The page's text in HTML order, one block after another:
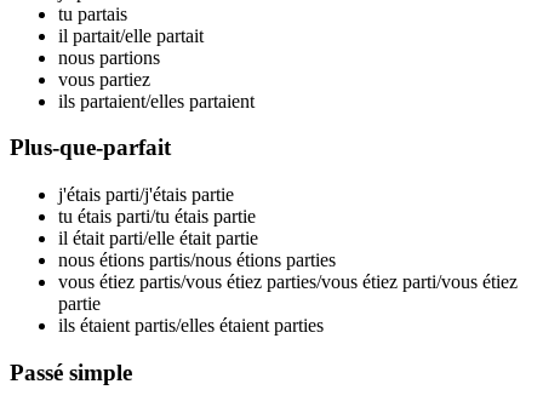
tu partais
il partait/elle partait
nous partions
vous partiez
ils partaient/elles partaient
Plus-que-parfait
j'étais parti/j'étais partie
tu étais parti/tu étais partie
il était parti/elle était partie
nous étions partis/nous étions parties
vous étiez partis/vous étiez parties/vous étiez parti/vous étiez
partie
ils étaient partis/elles étaient parties
Passé simple